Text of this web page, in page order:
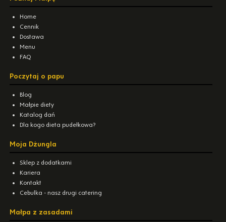
Home
Cennik
Dostawa
Menu
FAQ
Poczytaj o papu
Blog
Małpie diety
Katalog dań
Dla kogo dieta pudełkowa?
Moja Dżungla
Sklep z dodatkami
Kariera
Kontakt
Cebulka - nasz drugi catering
Małpa z zasadami